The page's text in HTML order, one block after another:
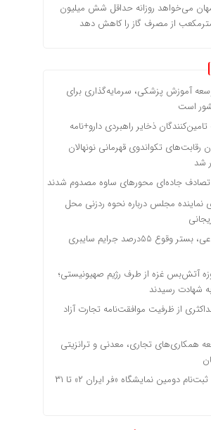
می‌خواهد روزانه حداقل شش میلیون
از مصرف گاز را کاهش دهد
آموزش پزشکی، سرمایه‌گذاری برای
است
تامین‌کنندگان ذخایر راهبردی دارو+نامه
رقابت‌های تکواندوی قهرمانی نونهالان
شد
نماینده مجلس درباره نحوه ردزنی محل
هوش مصنوعی، بستر وقوع 55درصد جرایم سایبری
۳۰۰ روزه آتش‌بس غزه از طرف رژیم صهیونیستی؛
از ظرفیت موافقت‌نامه تجارت آزاد
همکاری‌های تجاری، معدنی و ترانزیتی
تمدید مهلت ثبت‌نام دومین نمایشگاه «فر ایران ۲» تا ۳۱